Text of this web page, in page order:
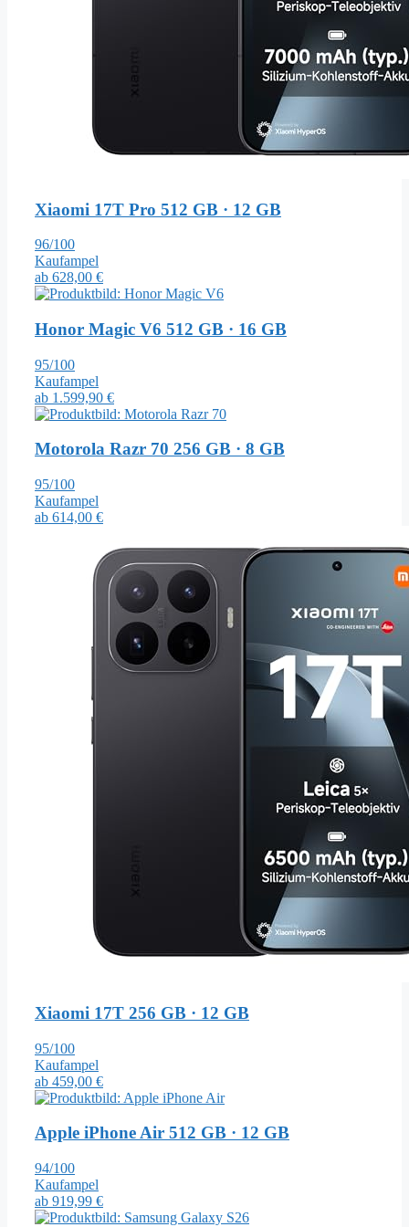
Xiaomi 17T Pro 512 GB · 12 GB
96/100
Kaufampel
ab 628,00 €
Honor Magic V6 512 GB · 16 GB
95/100
Kaufampel
ab 1.599,90 €
Motorola Razr 70 256 GB · 8 GB
95/100
Kaufampel
ab 614,00 €
Xiaomi 17T 256 GB · 12 GB
95/100
Kaufampel
ab 459,00 €
Apple iPhone Air 512 GB · 12 GB
94/100
Kaufampel
ab 919,99 €